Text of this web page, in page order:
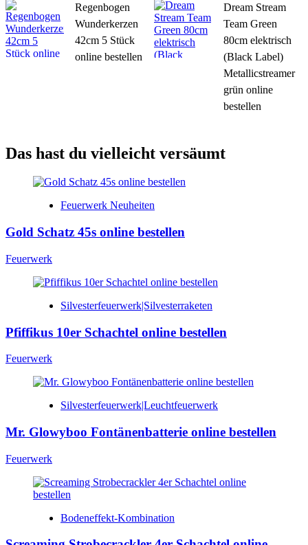
Regenbogen
Wunderkerzen
42cm 5 Stück
online bestellen
Dream Stream
Team Green
80cm elektrisch
(Black Label)
Metallicstreamer
grün online
bestellen
Das hast du vielleicht versäumt
Feuerwerk Neuheiten
Gold Schatz 45s online bestellen
Feuerwerk
Silvesterfeuerwerk|Silvesterraketen
Pfiffikus 10er Schachtel online bestellen
Feuerwerk
Silvesterfeuerwerk|Leuchtfeuerwerk
Mr. Glowyboo Fontänenbatterie online bestellen
Feuerwerk
Bodeneffekt-Kombination